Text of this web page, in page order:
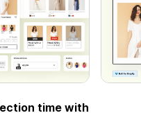
time with